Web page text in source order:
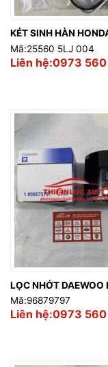
KÉT SINH HÀN
Mã:25560 5LJ 004
Liên hệ:0973
LỌC NHỚT DAEWOO
Mã:96879797
Liên hệ:0973